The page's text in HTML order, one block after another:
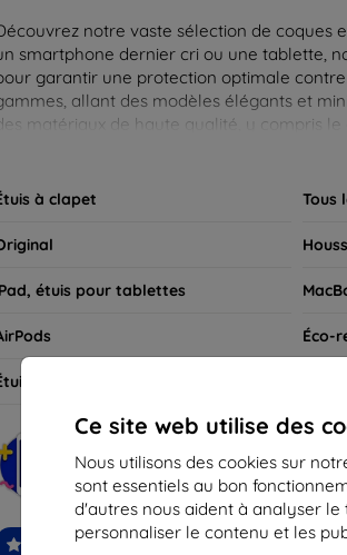
Ce site web utilise des
Nous utilisons des cookies sur
sont essentiels au bon
d'autres nous aident à analyser le
personnaliser le contenu et les
notre vaste sélection de coques
smartphone dernier cri ou une tablette,
garantir une protection optimale
allant des modèles élégants et
matériaux de haute qualité, y compris
à clapet Tous
étuis pour tablettes
Éco-
de charge
Recherches rapides
Huawei Watch Fit 4 Pro
Recommandés Meilleures ventes